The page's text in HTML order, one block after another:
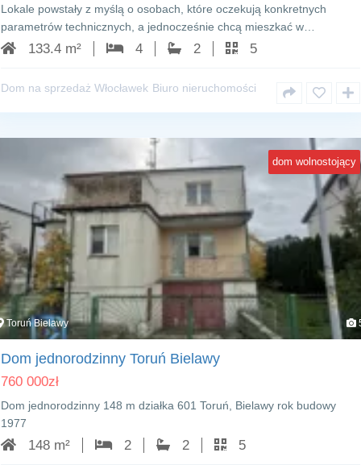
Lokale powstały z myślą o osobach, które oczekują konkretnych
parametrów technicznych, a jednocześnie chcą mieszkać w…
133.4 m² 4 2 5
Dom na sprzedaż Włocławek Biuro nieruchomości
dom wolnostojący
Toruń Bielawy
Dom jednorodzinny Toruń Bielawy
760 000zł
Dom jednorodzinny 148 m działka 601 Toruń, Bielawy rok budowy
1977
148 m² 2 2 5